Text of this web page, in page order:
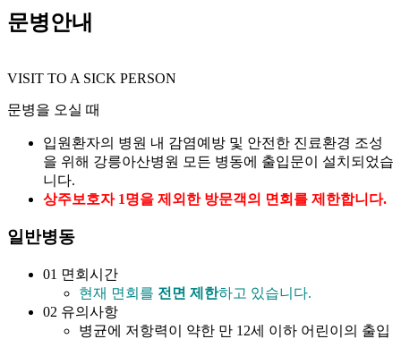
문병안내
VISIT TO A SICK PERSON
문병을 오실 때
입원환자의 병원 내 감염예방 및 안전한 진료환경 조성
을 위해 강릉아산병원 모든 병동에 출입문이 설치되었습
니다.
상주보호자 1명을 제외한 방문객의 면회를 제한합니다.
일반병동
01 면회시간
현재 면회를 전면 제한하고 있습니다.
02 유의사항
병균에 저항력이 약한 만 12세 이하 어린이의 출입